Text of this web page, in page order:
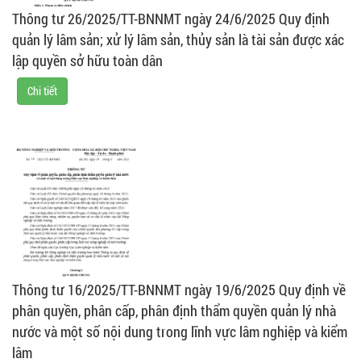
Thông tư 26/2025/TT-BNNMT ngày 24/6/2025 Quy định
quản lý lâm sản; xử lý lâm sản, thủy sản là tài sản được xác
lập quyền sở hữu toàn dân
Chi tiết
Thông tư 16/2025/TT-BNNMT ngày 19/6/2025 Quy định về
phân quyền, phân cấp, phân định thẩm quyền quản lý nhà
nước và một số nội dung trong lĩnh vực lâm nghiệp và kiểm
lâm